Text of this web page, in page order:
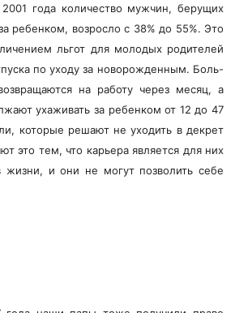
года количество мужчин, берущих
ребенком, возросло с 38% до 55%. Это
льгот для молодых родителей
по уходу за новорожденным. Боль-
на работу через месяц, а
ухаживать за ребенком от 12 до 47
которые решают не уходить в декрет
это тем, что карьера является для них
жизни, и они не могут позволить себе